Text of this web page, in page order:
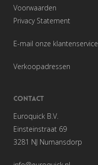
Voorwaarden
Privacy Statement
E-mail onze klantenservice
Verkoopadressen
CONTACT
Euroquick B.V.
Einsteinstraat 69
3281 NJ Numansdorp